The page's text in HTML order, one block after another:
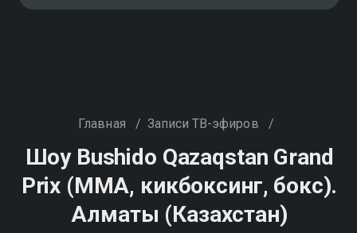
Главная / Записи ТВ-эфиров /
Шоу Bushido Qazaqstan Grand
Prix (MMA, кикбоксинг, бокс).
Алматы (Казахстан)